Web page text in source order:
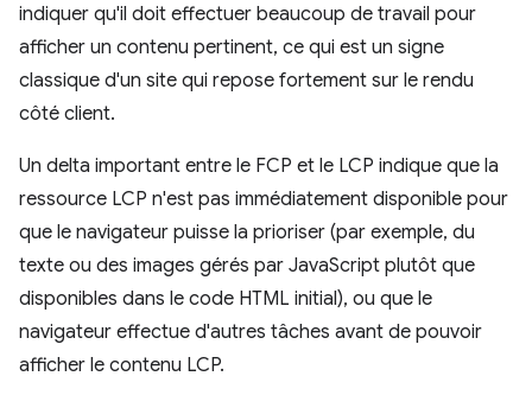
indiquer qu'il doit effectuer beaucoup de travail pour
afficher un contenu pertinent, ce qui est un signe
classique d'un site qui repose fortement sur le rendu
côté client.
Un delta important entre le FCP et le LCP indique que la
ressource LCP n'est pas immédiatement disponible pour
que le navigateur puisse la prioriser (par exemple, du
texte ou des images gérés par JavaScript plutôt que
disponibles dans le code HTML initial), ou que le
navigateur effectue d'autres tâches avant de pouvoir
afficher le contenu LCP.